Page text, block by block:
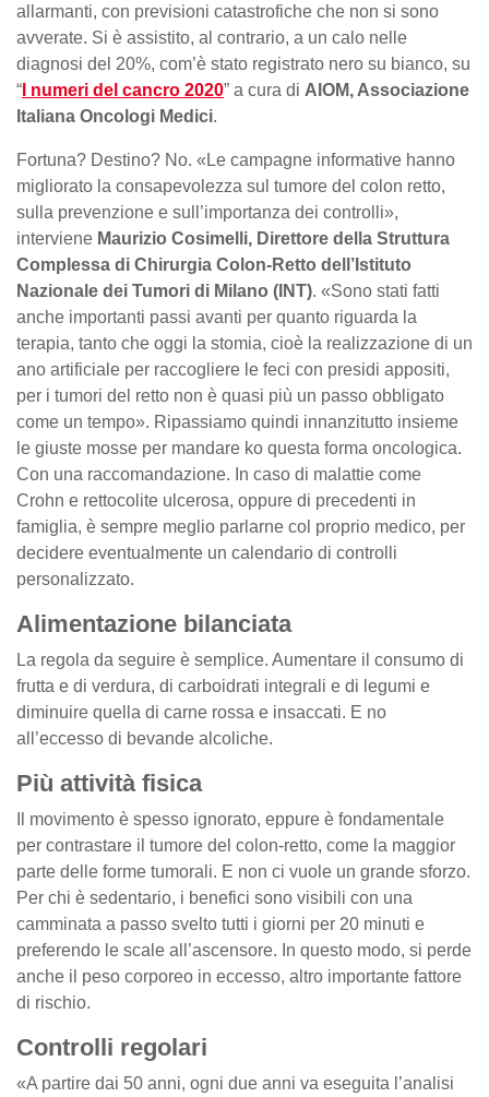
allarmanti, con previsioni catastrofiche che non si sono
avverate. Si è assistito, al contrario, a un calo nelle
diagnosi del 20%, com’è stato registrato nero su bianco, su
“ I numeri del cancro 2020” a cura di AIOM, Associazione
Italiana Oncologi Medici.
Fortuna? Destino? No. «Le campagne informative hanno
migliorato la consapevolezza sul tumore del colon retto,
sulla prevenzione e sull’importanza dei controlli»,
interviene Maurizio Cosimelli, Direttore della Struttura
Complessa di Chirurgia Colon-Retto dell’Istituto
Nazionale dei Tumori di Milano (INT). «Sono stati fatti
anche importanti passi avanti per quanto riguarda la
terapia, tanto che oggi la stomia, cioè la realizzazione di un
ano artificiale per raccogliere le feci con presidi appositi,
per i tumori del retto non è quasi più un passo obbligato
come un tempo». Ripassiamo quindi innanzitutto insieme
le giuste mosse per mandare ko questa forma oncologica.
Con una raccomandazione. In caso di malattie come
Crohn e rettocolite ulcerosa, oppure di precedenti in
famiglia, è sempre meglio parlarne col proprio medico, per
decidere eventualmente un calendario di controlli
personalizzato.
Alimentazione bilanciata
La regola da seguire è semplice. Aumentare il consumo di
frutta e di verdura, di carboidrati integrali e di legumi e
diminuire quella di carne rossa e insaccati. E no
all’eccesso di bevande alcoliche.
Più attività fisica
Il movimento è spesso ignorato, eppure è fondamentale
per contrastare il tumore del colon-retto, come la maggior
parte delle forme tumorali. E non ci vuole un grande sforzo.
Per chi è sedentario, i benefici sono visibili con una
camminata a passo svelto tutti i giorni per 20 minuti e
preferendo le scale all’ascensore. In questo modo, si perde
anche il peso corporeo in eccesso, altro importante fattore
di rischio.
Controlli regolari
«A partire dai 50 anni, ogni due anni va eseguita l’analisi